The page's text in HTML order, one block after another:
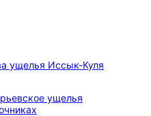
ущелья Иссык-Куля
ущелья